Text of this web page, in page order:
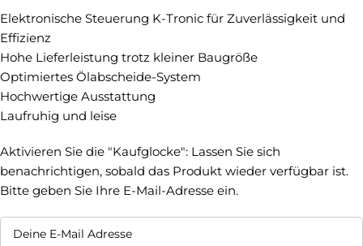
Elektronische Steuerung K-Tronic für Zuverlässigkeit und
Effizienz
Hohe Lieferleistung trotz kleiner Baugröße
Optimiertes Ölabscheide-System
Hochwertige Ausstattung
Laufruhig und leise
Aktivieren Sie die "Kaufglocke": Lassen Sie sich
benachrichtigen, sobald das Produkt wieder verfügbar ist.
Bitte geben Sie Ihre E-Mail-Adresse ein.